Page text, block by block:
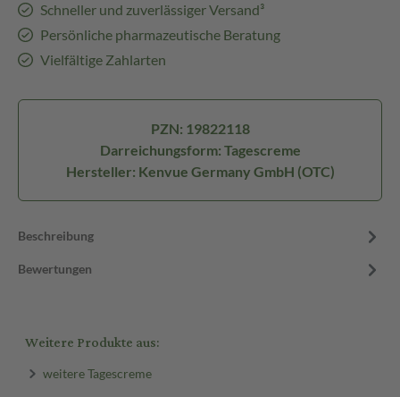
Schneller und zuverlässiger Versand³
Persönliche pharmazeutische Beratung
Vielfältige Zahlarten
PZN: 19822118
Darreichungsform: Tagescreme
Hersteller: Kenvue Germany GmbH (OTC)
Beschreibung
Bewertungen
Weitere Produkte aus:
weitere Tagescreme